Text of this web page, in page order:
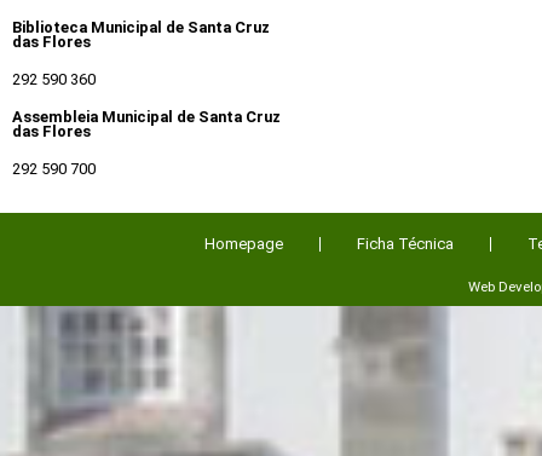
Biblioteca Municipal de Santa Cruz
das Flores
292 590 360
Assembleia Municipal de Santa Cruz
das Flores
292 590 700
Homepage Ficha Técnica
Web